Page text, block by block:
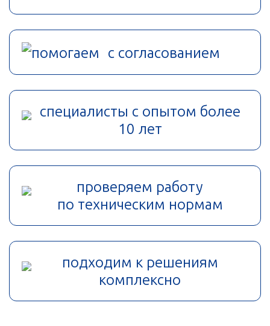
помогаем с согласованием
специалисты с опытом более
10 лет
проверяем работу
по техническим нормам
подходим к решениям
комплексно